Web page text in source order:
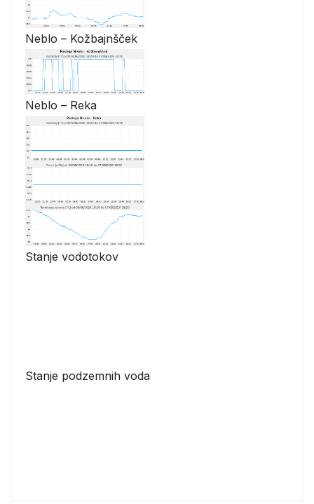
Neblo – Kožbajnšček
Neblo – Reka
Stanje vodotokov
Stanje podzemnih voda